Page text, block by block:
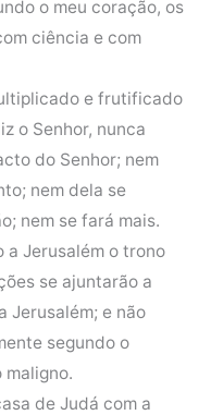
o meu coração, os
ciência e com
e frutificado
o Senhor, nunca
do Senhor; nem
nem dela se
nem se fará mais.
a Jerusalém o trono
se ajuntarão a
Jerusalém; e não
segundo o
maligno.
de Judá com a